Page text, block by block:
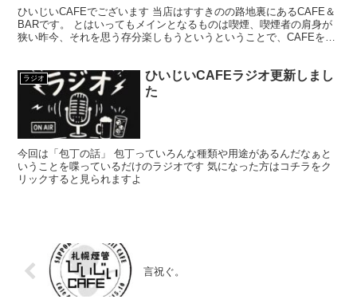
ひいじいCAFEでございます 当店はすすきのの路地裏にあるCAFE＆
BARです。 とはいってもメインとなるものは喫煙、喫煙者の肩身が
狭い昨今、それを思う存分楽しもうというということで、CAFEを名
ラジオ
ひいじいCAFEラジオ更新しまし
た
今回は「包丁の話」 包丁っていろんな種類や用途があるんだなぁと
いうことを喋っているだけのラジオです 気になった方はコチラをク
リックすると見られますよ
言祝ぐ。